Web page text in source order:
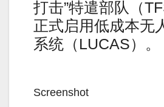
打击”特遣部队（
正式启用低成本无
系统（LUCAS）。
Screenshot